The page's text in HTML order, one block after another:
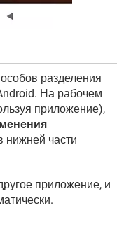
разделения
На рабочем
приложение),
нижней части
приложение, и